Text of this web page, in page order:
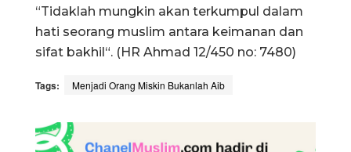
“Tidaklah mungkin akan terkumpul dalam
hati seorang muslim antara keimanan dan
sifat bakhil“. (HR Ahmad 12/450 no: 7480)
Tags: Menjadi Orang Miskin Bukanlah Aib